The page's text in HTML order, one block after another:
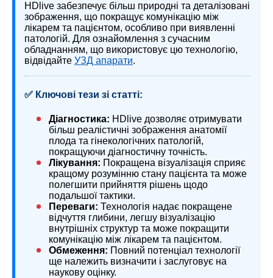
HDlive забезпечує більш природні та деталізовані
зображення, що покращує комунікацію між
лікарем та пацієнтом, особливо при виявленні
патологій. Для ознайомлення з сучасним
обладнанням, що використовує цю технологію,
відвідайте УЗД апарати.
✅ Ключові тези зі статті:
Діагностика: HDlive дозволяє отримувати
більш реалістичні зображення анатомії
плода та гінекологічних патологій,
покращуючи діагностичну точність.
Лікування: Покращена візуалізація сприяє
кращому розумінню стану пацієнта та може
полегшити прийняття рішень щодо
подальшої тактики.
Переваги: Технологія надає покращене
відчуття глибини, легшу візуалізацію
внутрішніх структур та може покращити
комунікацію між лікарем та пацієнтом.
Обмеження: Повний потенціал технології
ще належить визначити і заслуговує на
наукову оцінку.